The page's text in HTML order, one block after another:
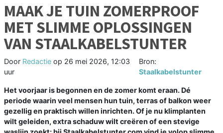
MAAK JE TUIN ZOMERPROOF
MET SLIMME OPLOSSINGEN
VAN STAALKABELSTUNTER
Door Redactie op 26 mei 2026, 12:03
uur
Bron:
Staalkabelstunter
Het voorjaar is begonnen en de zomer komt eraan. Dé
periode waarin veel mensen hun tuin, terras of balkon weer
gezellig en praktisch willen inrichten. Of je nu klimplanten
wilt geleiden, extra schaduw wilt creëren of een stevige